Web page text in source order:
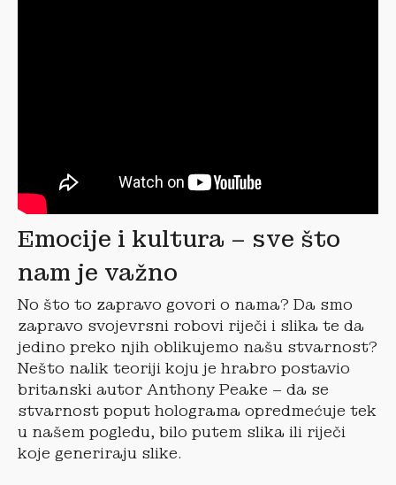
Emocije i kultura – sve što
nam je važno
No što to zapravo govori o nama? Da smo
zapravo svojevrsni robovi riječi i slika te da
jedino preko njih oblikujemo našu stvarnost?
Nešto nalik teoriji koju je hrabro postavio
britanski autor Anthony Peake – da se
stvarnost poput holograma opredmećuje tek
u našem pogledu, bilo putem slika ili riječi
koje generiraju slike.